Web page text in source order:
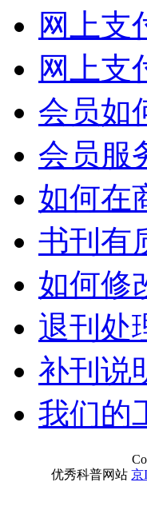
网上支
网上支
会员如
会员服
如何在
书刊有
如何修
退刊处
补刊说
我们的
优秀科普网站京